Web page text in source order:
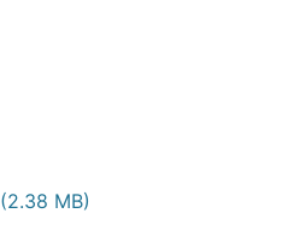
(2.38 MB)